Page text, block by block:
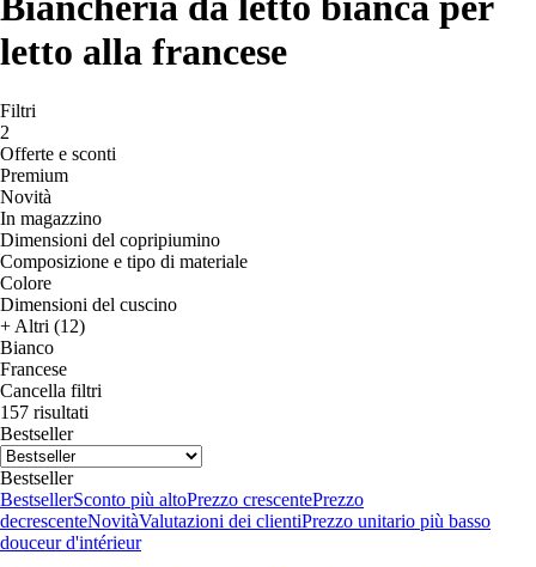
letto alla francese
Filtri
2
Offerte e sconti
Premium
Novità
In magazzino
Dimensioni del copripiumino
Composizione e tipo di materiale
Colore
Dimensioni del cuscino
+ Altri (12)
Bianco
Francese
Cancella filtri
157 risultati
Bestseller
Bestseller
BestsellerSconto più altoPrezzo crescentePrezzo
decrescenteNovitàValutazioni dei clientiPrezzo unitario più basso
douceur d'intérieur